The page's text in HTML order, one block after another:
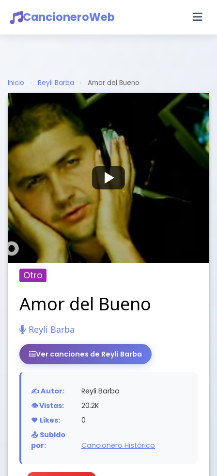
CancioneroWeb
Inicio › Reyli Barba › Amor del Bueno
Otro
Amor del Bueno
Reyli Barba
Ver canciones de Reyli Barba
✍️ Autor:
Reyli Barba
👁️ Vistas:
20.2K
❤️ Likes:
0
📤 Subido
por:
Cancionero Histórico